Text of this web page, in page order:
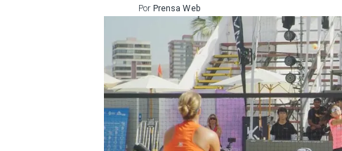
Prensa Web
Por